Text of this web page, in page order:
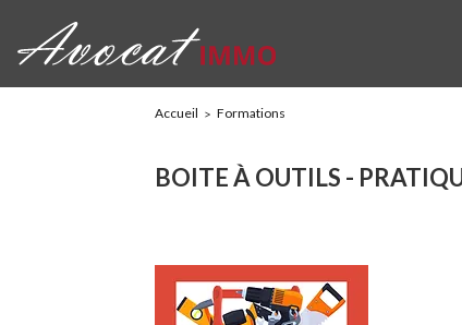
Accueil Formations
BOITE À OUTILS -